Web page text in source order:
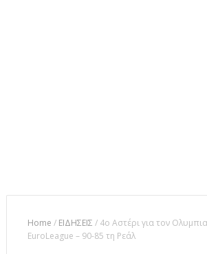
Home / ΕΙΔΗΣΕΙΣ / 4ο Αστέρι για τον
EuroLeague – 90-85 τη Ρεάλ